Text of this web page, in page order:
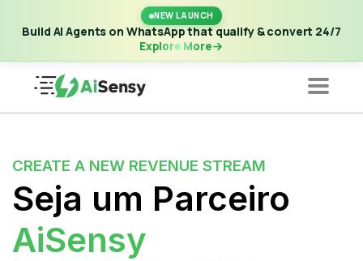
NEW LAUNCH
Build AI Agents on WhatsApp that qualify & convert 24/7
Explore More
New Launch | Build AI Agents on WhatsApp that qualify &
convert 24/7·Explore More
CREATE A NEW REVENUE STREAM
Seja um Parceiro
AiSensy